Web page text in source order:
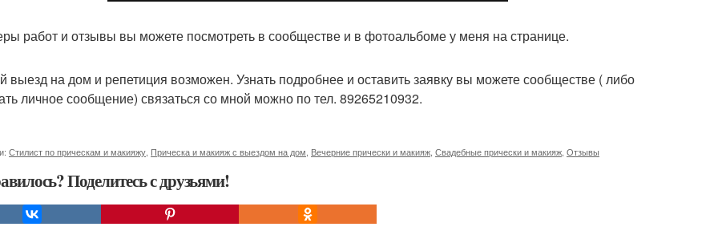
работ и отзывы вы можете посмотреть в сообществе и в фотоальбоме у меня на странице.
выезд на дом и репетиция возможен. Узнать подробнее и оставить заявку вы можете сообществе ( либо
личное сообщение) связаться со мной можно по тел. 89265210932.
Стилист по прическам и макияжу Прическа и макияж с выездом на дом Вечерние прически и макияж Свадебные прически и макияж Отзывы
Поделитесь с друзьями!